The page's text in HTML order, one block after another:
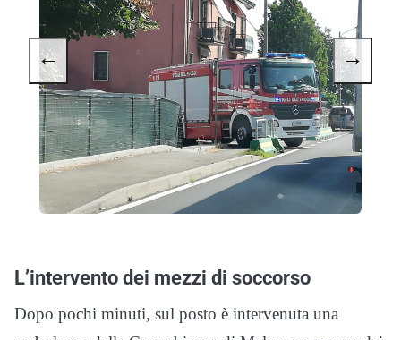
← →
L’intervento dei mezzi di soccorso
Dopo pochi minuti, sul posto è intervenuta una